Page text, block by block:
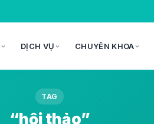
DỊCH VỤ CHUYÊN KHOA
TAG
“hội thảo”